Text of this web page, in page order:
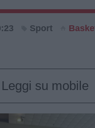
Sport
Leggi su mobile